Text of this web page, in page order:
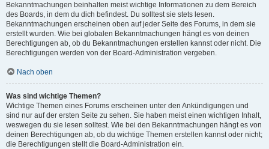
Bekanntmachungen beinhalten meist wichtige Informationen zu dem Bereich
des Boards, in dem du dich befindest. Du solltest sie stets lesen.
Bekanntmachungen erscheinen oben auf jeder Seite des Forums, in dem sie
erstellt wurden. Wie bei globalen Bekanntmachungen hängt es von deinen
Berechtigungen ab, ob du Bekanntmachungen erstellen kannst oder nicht. Die
Berechtigungen werden von der Board-Administration vergeben.
Nach oben
Was sind wichtige Themen?
Wichtige Themen eines Forums erscheinen unter den Ankündigungen und
sind nur auf der ersten Seite zu sehen. Sie haben meist einen wichtigen Inhalt,
weswegen du sie lesen solltest. Wie bei den Bekanntmachungen hängt es von
deinen Berechtigungen ab, ob du wichtige Themen erstellen kannst oder nicht;
die Berechtigungen stellt die Board-Administration ein.